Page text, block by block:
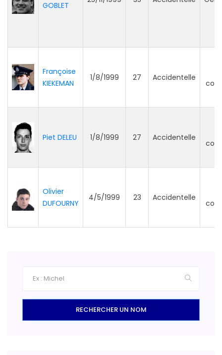
GOBLET
Françoise
KIEKEMAN
1/8/1999 27 Accidentelle
Piet DELEU 1/8/1999 27 Accidentelle
Olivier
DUFOURNY
4/5/1999 23 Accidentelle
RECHERCHER UN NOM